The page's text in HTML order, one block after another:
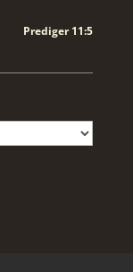
Prediger 11:5